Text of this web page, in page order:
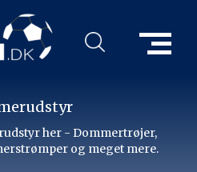
her - Dommertrøjer,
og meget mere.